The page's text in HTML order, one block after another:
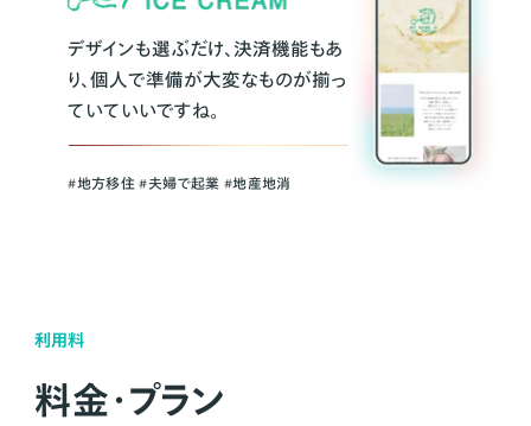
デザインも選ぶだけ、決済機能もあ
り、個人で準備が大変なものが揃っ
ていていいですね。
#地方移住 #夫婦で起業 #地産地消
利用料
料金・プラン